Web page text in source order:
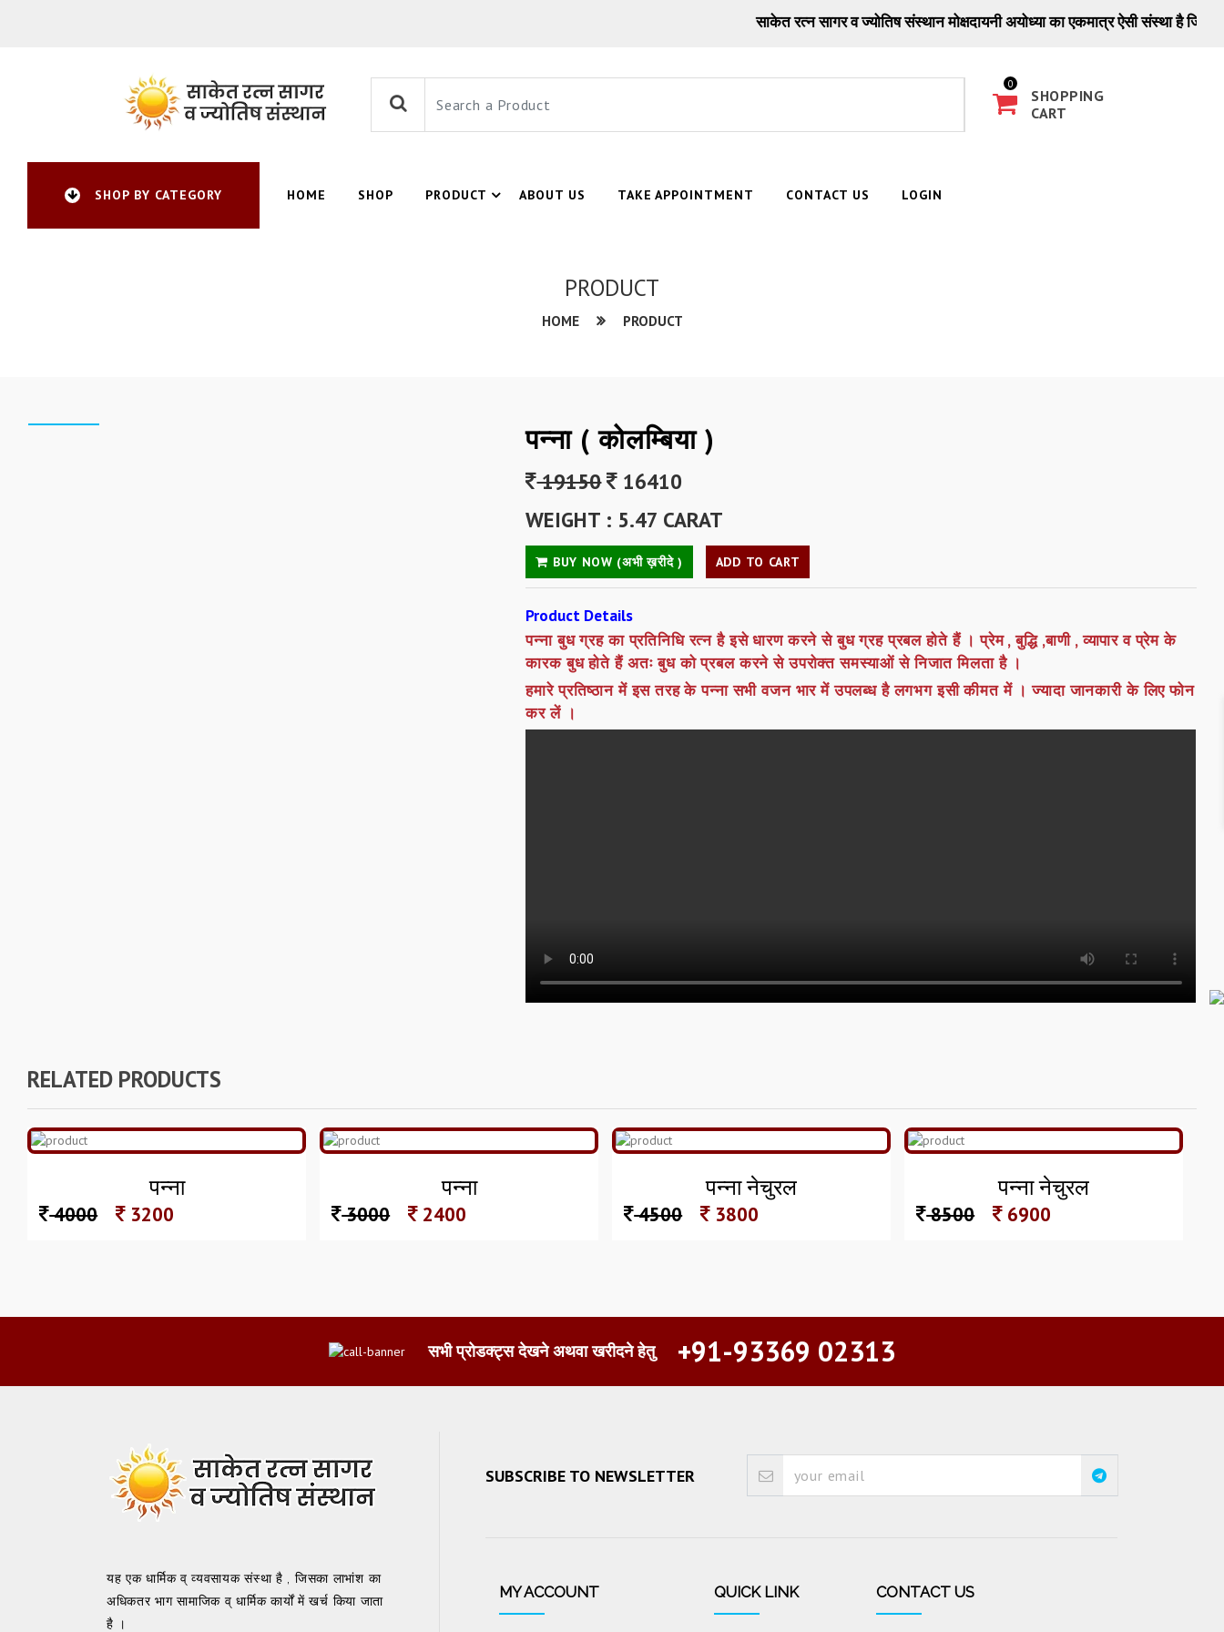
साकेत रत्न सागर व ज्योतिष संस्थान मोक्षदायनी अयोध्या का एकमात्र ऐसी संस्था है जिसकी
0
SHOPPING
CART
SHOP BY CATEGORY HOME SHOP PRODUCT ABOUT US TAKE APPOINTMENT CONTACT US LOGIN
PRODUCT
HOME PRODUCT
पन्ना ( कोलम्बिया )
19150
16410
WEIGHT : 5.47 CARAT
BUY NOW (अभी ख़रीदे ) ADD TO CART
Product Details
पन्ना बुध ग्रह का प्रतिनिधि रत्न है इसे धारण करने से बुध ग्रह प्रबल होते हैं । प्रेम , बुद्धि ,बाणी , व्यापार व प्रेम के
कारक बुध होते हैं अतः बुध को प्रबल करने से उपरोक्त समस्याओं से निजात मिलता है ।
हमारे प्रतिष्ठान में इस तरह के पन्ना सभी वजन भार में उपलब्ध है लगभग इसी कीमत में । ज्यादा जानकारी के लिए फोन
कर लें ।
RELATED PRODUCTS
पन्ना
4000 3200
पन्ना
3000 2400
पन्ना नेचुरल
4500 3800
पन्ना नेचुरल
8500 6900
सभी प्रोडक्ट्स देखने अथवा खरीदने हेतु +91-93369 02313
यह एक धार्मिक व् व्यवसायक संस्था है , जिसका लाभांश का
अधिकतर भाग सामाजिक व् धार्मिक कार्यों में खर्च किया जाता
है ।
SUBSCRIBE TO NEWSLETTER
MY ACCOUNT QUICK LINK CONTACT US